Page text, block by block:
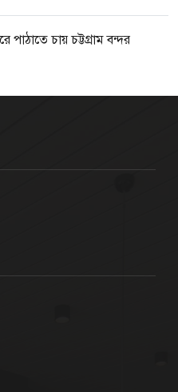
চায় চট্টগ্রাম বন্দর